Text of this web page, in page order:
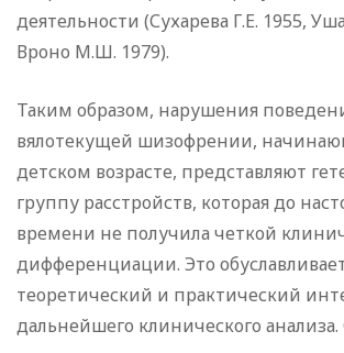
деятельности (Сухарева Г.Е. 1955,
Вроно М.Ш. 1979).
Таким образом, нарушения
вялотекущей шизофрении,
детском возрасте, представляют
группу расстройств, которая до
времени не получила четкой
дифференциации. Это
теоретический и практический
дальнейшего клинического анализа.